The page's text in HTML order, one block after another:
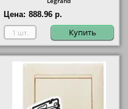
Цена: 888.96 р.
Купить